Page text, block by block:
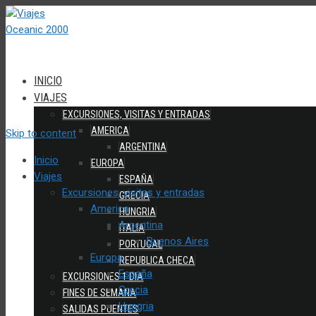
INICIO
VIAJES
EXCURSIONES, VISITAS Y ENTRADAS
AMERICA
ARGENTINA
EUROPA
ESPAÑA
GRECIA
HUNGRIA
ITALIA
PORTUGAL
REPUBLICA CHECA
EXCURSIONES 1 DIA
FINES DE SEMANA
SALIDAS PUENTES
Skip to content
Inicio
Viajes
Excursiones, visitas y entradas
America
Argentina
Buenos Aires
Europa
España
Grecia
Hungria